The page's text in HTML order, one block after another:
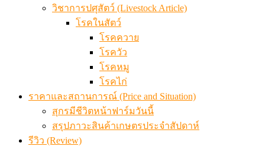
วิชาการปศุสัตว์ (Livestock Article)
โรคในสัตว์
โรคควาย
โรควัว
โรคหมู
โรคไก่
ราคาและสถานการณ์ (Price and Situation)
สุกรมีชีวิตหน้าฟาร์มวันนี้
สรุปภาวะสินค้าเกษตรประจำสัปดาห์
รีวิว (Review)